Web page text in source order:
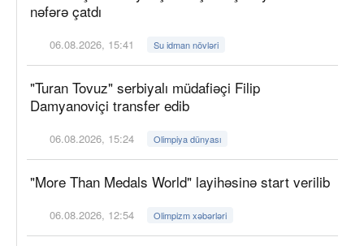
nəfərə çatdı
06.08.2026, 15:41 Su idman növləri
"Turan Tovuz" serbiyalı müdafiəçi Filip
Damyanoviçi transfer edib
06.08.2026, 15:24 Olimpiya dünyası
"More Than Medals World" layihəsinə start verilib
06.08.2026, 12:54 Olimpizm xəbərləri